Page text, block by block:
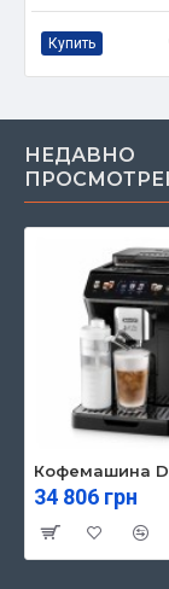
Купить
НЕДАВНО
34 806 грн